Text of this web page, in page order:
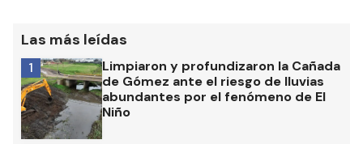
Las más leídas
Limpiaron y profundizaron la Cañada
de Gómez ante el riesgo de lluvias
abundantes por el fenómeno de El
Niño
1